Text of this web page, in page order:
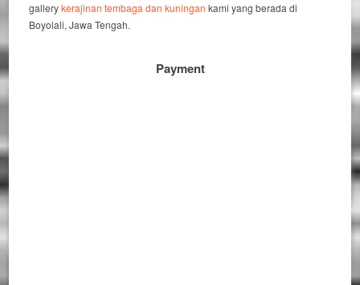
gallerykerajinan tembaga dan kuningan kami yang berada di
Boyolali, Jawa Tengah.
Payment